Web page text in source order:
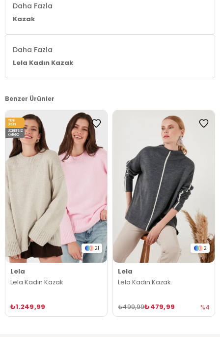
Daha Fazla
Kazak
Daha Fazla
Lela Kadın Kazak
Benzer Ürünler
21
Lela
Lela Kadın Kazak
₺1.249,99
YENI
ÜRÜN
ÜCRETSIZ
KARGO
2
Lela
Lela Kadın Kazak
₺479,99
₺499,99 %4